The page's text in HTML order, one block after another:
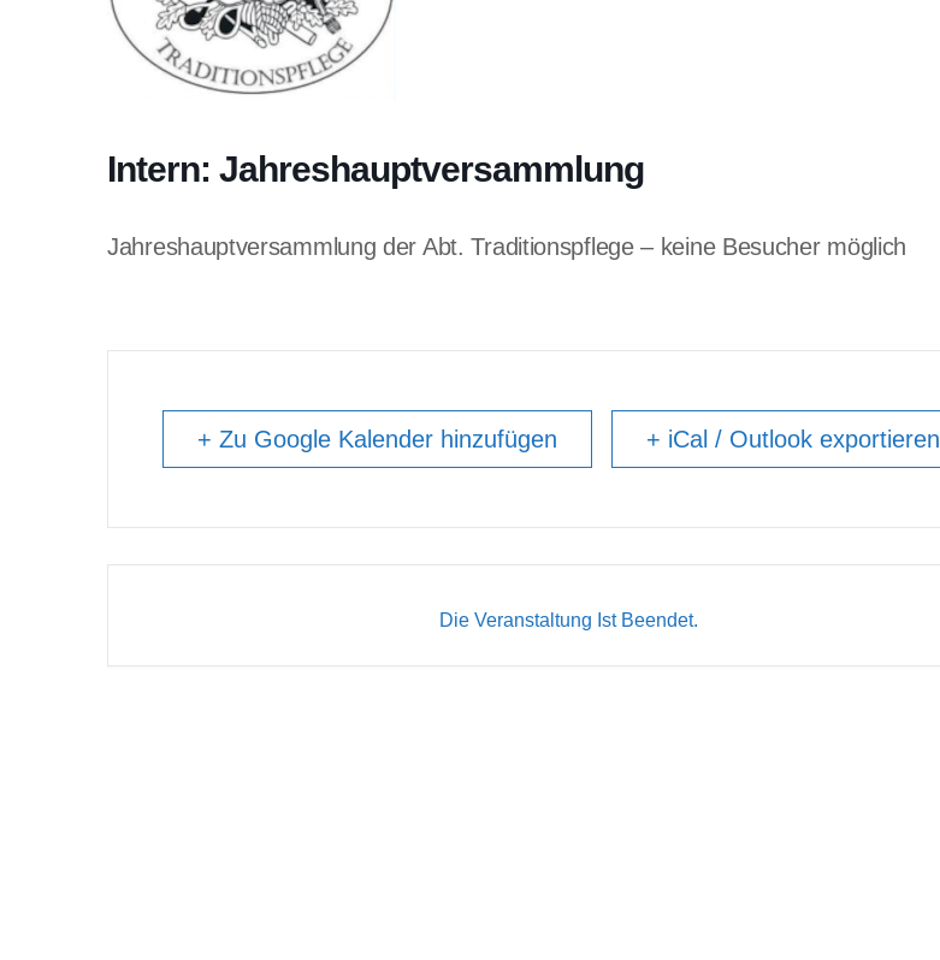
Intern: Jahreshauptversammlung
Jahreshauptversammlung der Abt. Traditionspflege – keine Besucher möglich
+ Zu Google Kalender hinzufügen + iCal / Outlook exportieren
Die Veranstaltung Ist Beendet.